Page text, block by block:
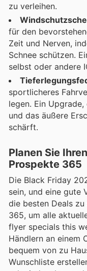
zu verleihen.
für den
Zeit und Nerven,
Schnee schützen.
selbst oder andere
sportlicheres
legen. Ein
und das äußere
schärft.
Planen Sie
Prospekte 365
Die Black Friday
sein, und eine gute
die besten Deals
365, um alle
flyer specials this
Händlern an einem
bequem von zu
Wunschliste